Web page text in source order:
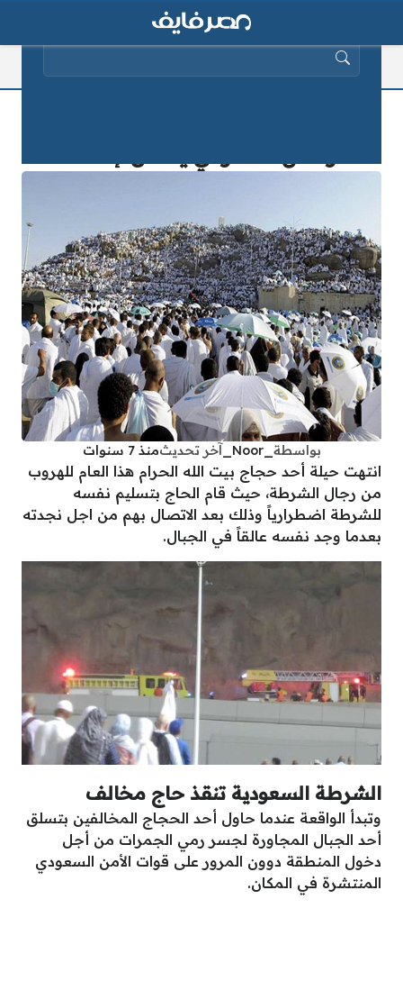
بواسطة _Noor_ آخر تحديثمنذ 7 سنوات
انتهت حيلة أحد حجاج بيت الله الحرام هذا العام للهروب
من رجال الشرطة، حيث قام الحاج بتسليم نفسه
للشرطة اضطرارياً وذلك بعد الاتصال بهم من اجل نجدته
بعدما وجد نفسه عالقاً في الجبال.
الشرطة السعودية تنقذ حاج مخالف
وتبدأ الواقعة عندما حاول أحد الحجاج المخالفين بتسلق
أحد الجبال المجاورة لجسر رمي الجمرات من أجل
دخول المنطقة دوون المرور على قوات الأمن السعودي
المنتشرة في المكان.
البحث عن: